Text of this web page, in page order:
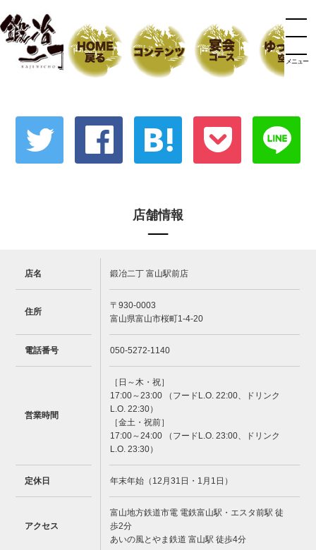
メニュー
店舗情報
店名 鍛冶二丁 富山駅前店
住所
〒930-0003
富山県富山市桜町1-4-20
電話番号 050-5272-1140
営業時間
［日～木・祝］
17:00～23:00 （フードL.O. 22:00、ドリンク
L.O. 22:30）
［金土・祝前］
17:00～24:00 （フードL.O. 23:00、ドリンク
L.O. 23:30）
定休日 年末年始（12月31日・1月1日）
アクセス
富山地方鉄道市電 電鉄富山駅・エスタ前駅 徒
歩2分
あいの風とやま鉄道 富山駅 徒歩4分